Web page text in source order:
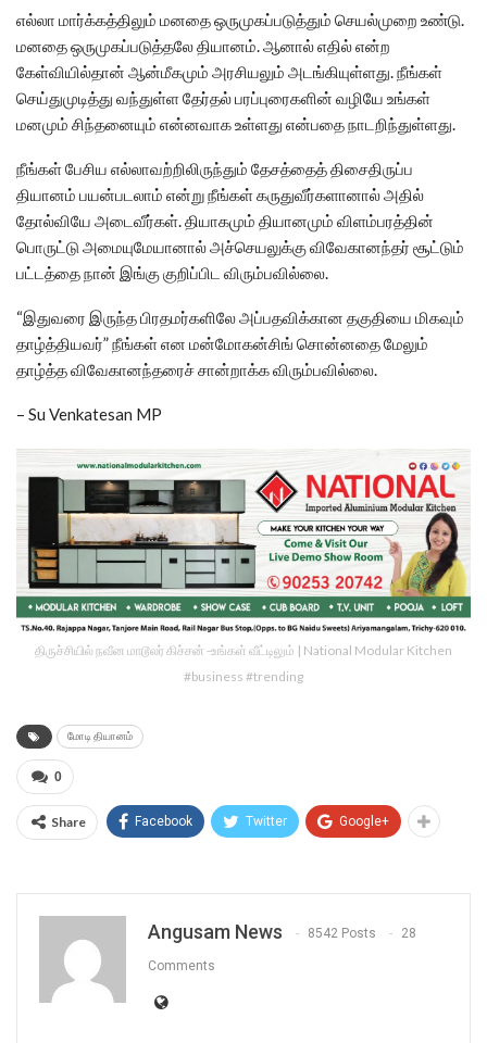
எல்லா மார்க்கத்திலும் மனதை ஒருமுகப்படுத்தும் செயல்முறை உண்டு.
மனதை ஒருமுகப்படுத்தலே தியானம். ஆனால் எதில் என்ற
கேள்வியில்தான் ஆன்மீகமும் அரசியலும் அடங்கியுள்ளது. நீங்கள்
செய்துமுடித்து வந்துள்ள தேர்தல் பரப்புரைகளின் வழியே உங்கள்
மனமும் சிந்தனையும் என்னவாக உள்ளது என்பதை நாடறிந்துள்ளது.
நீங்கள் பேசிய எல்லாவற்றிலிருந்தும் தேசத்தைத் திசைதிருப்ப
தியானம் பயன்படலாம் என்று நீங்கள் கருதுவீர்களானால் அதில்
தோல்வியே அடைவீர்கள். தியாகமும் தியானமும் விளம்பரத்தின்
பொருட்டு அமையுமேயானால் அச்செயலுக்கு விவேகானந்தர் சூட்டும்
பட்டத்தை நான் இங்கு குறிப்பிட விரும்பவில்லை.
“இதுவரை இருந்த பிரதமர்களிலே அப்பதவிக்கான தகுதியை மிகவும்
தாழ்த்தியவர்” நீங்கள் என மன்மோகன்சிங் சொன்னதை மேலும்
தாழ்த்த விவேகானந்தரைச் சான்றாக்க விரும்பவில்லை.
– Su Venkatesan MP
திருச்சியில் நவீன மாடூலர் கிச்சன் -உங்கள் வீட்டிலும் | National Modular Kitchen
#business #trending
மோடி தியானம்
0
Share Facebook Twitter Google+
Angusam News 8542 Posts 28
Comments